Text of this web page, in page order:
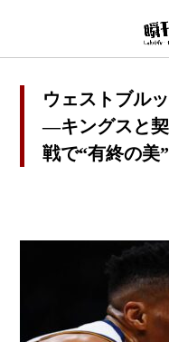
ウェストブル
—キングスと
戦で“有終の美